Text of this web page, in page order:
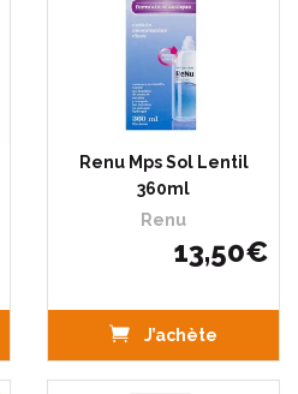
Renu Mps Sol Lentil
360ml
Renu
13,50€
J’achète